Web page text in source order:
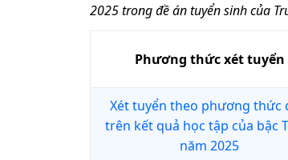
2025 trong đề án tuyển sinh của
Phương thức xét tuyển
Xét tuyển theo phương thức
trên kết quả học tập của bậc
năm 2025